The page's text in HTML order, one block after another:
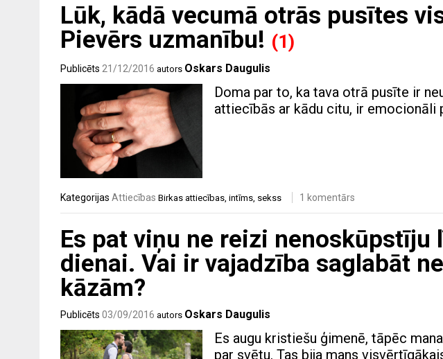
Lūk, kādā vecumā otrās pusītes
Pievērs uzmanību! (1)
Publicēts 21/12/2016 autors Oskars Daugulis
Doma par to, ka tava otrā pusīte ir
attiecībās ar kādu citu, ir emocionāli
Kategorijas Attiecības Birkas attiecības, intīms, sekss 1 komentārs
Es pat viņu ne reizi nenoskūpstīju
dienai. Vai ir vajadzība saglabāt
kāzām?
Publicēts 03/09/2016 autors Oskars Daugulis
Es augu kristiešu ģimenē, tāpēc
par svētu. Tas bija mans